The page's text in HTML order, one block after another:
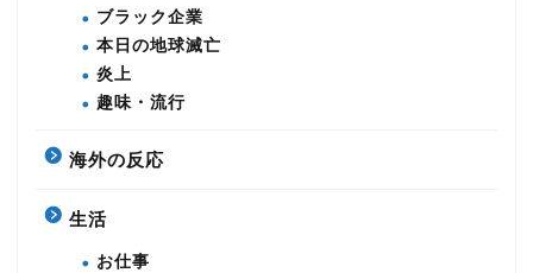
ブラック企業
本日の地球滅亡
炎上
趣味・流行
海外の反応
生活
お仕事